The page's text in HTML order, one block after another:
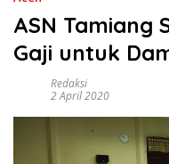
ASN Tamiang
Gaji untuk
Redaksi
2 April 2020